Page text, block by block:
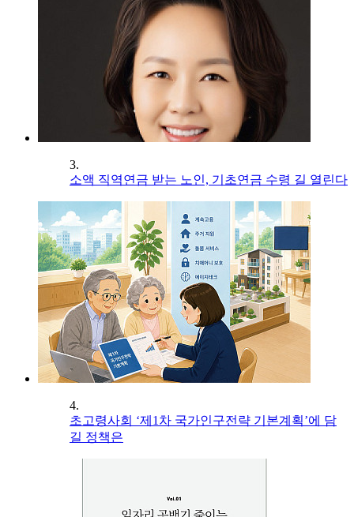
3.
소액 직역연금 받는 노인, 기초연금 수령 길 열린다
4.
초고령사회 ‘제1차 국가인구전략 기본계획’에 담
길 정책은